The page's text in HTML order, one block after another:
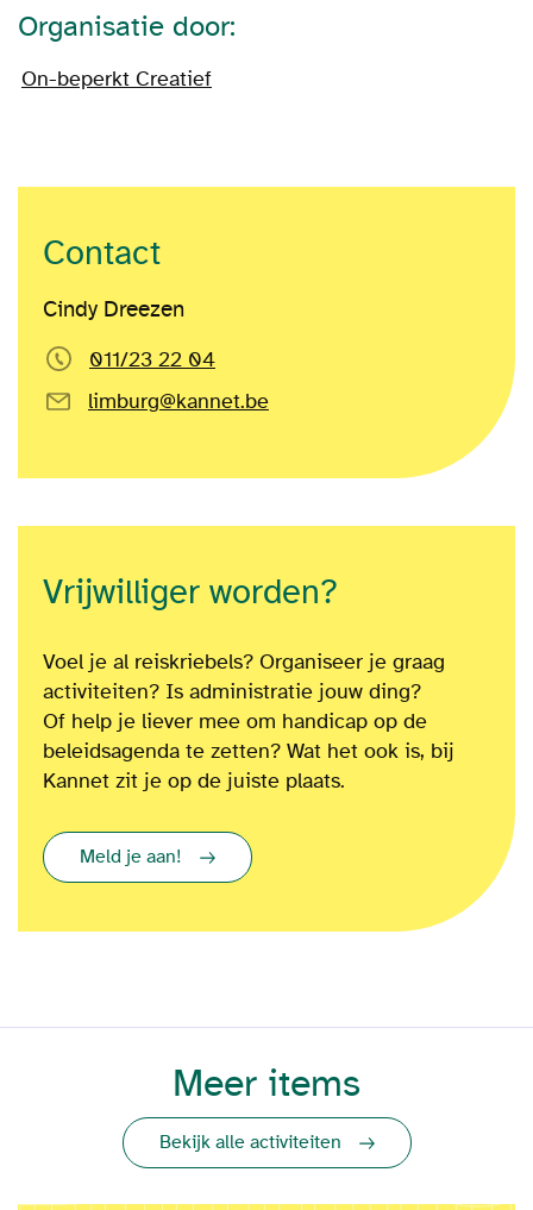
Organisatie door:
On-beperkt Creatief
Contact
Cindy Dreezen
011/23 22 04
limburg@kannet.be
Vrijwilliger worden?
Voel je al reiskriebels? Organiseer je graag
activiteiten? Is administratie jouw ding?
Of help je liever mee om handicap op de
beleidsagenda te zetten? Wat het ook is, bij
Kannet zit je op de juiste plaats.
Meld je aan!
Meer items
Bekijk alle activiteiten